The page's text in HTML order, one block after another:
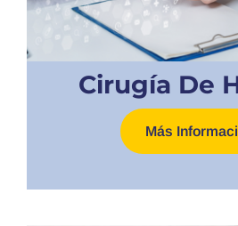
Cirugía De
Más